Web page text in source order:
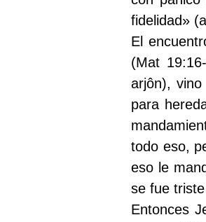
fidelidad»
El
(Mat
arjôn),
para
todo eso,
eso le
se fue
Entonces